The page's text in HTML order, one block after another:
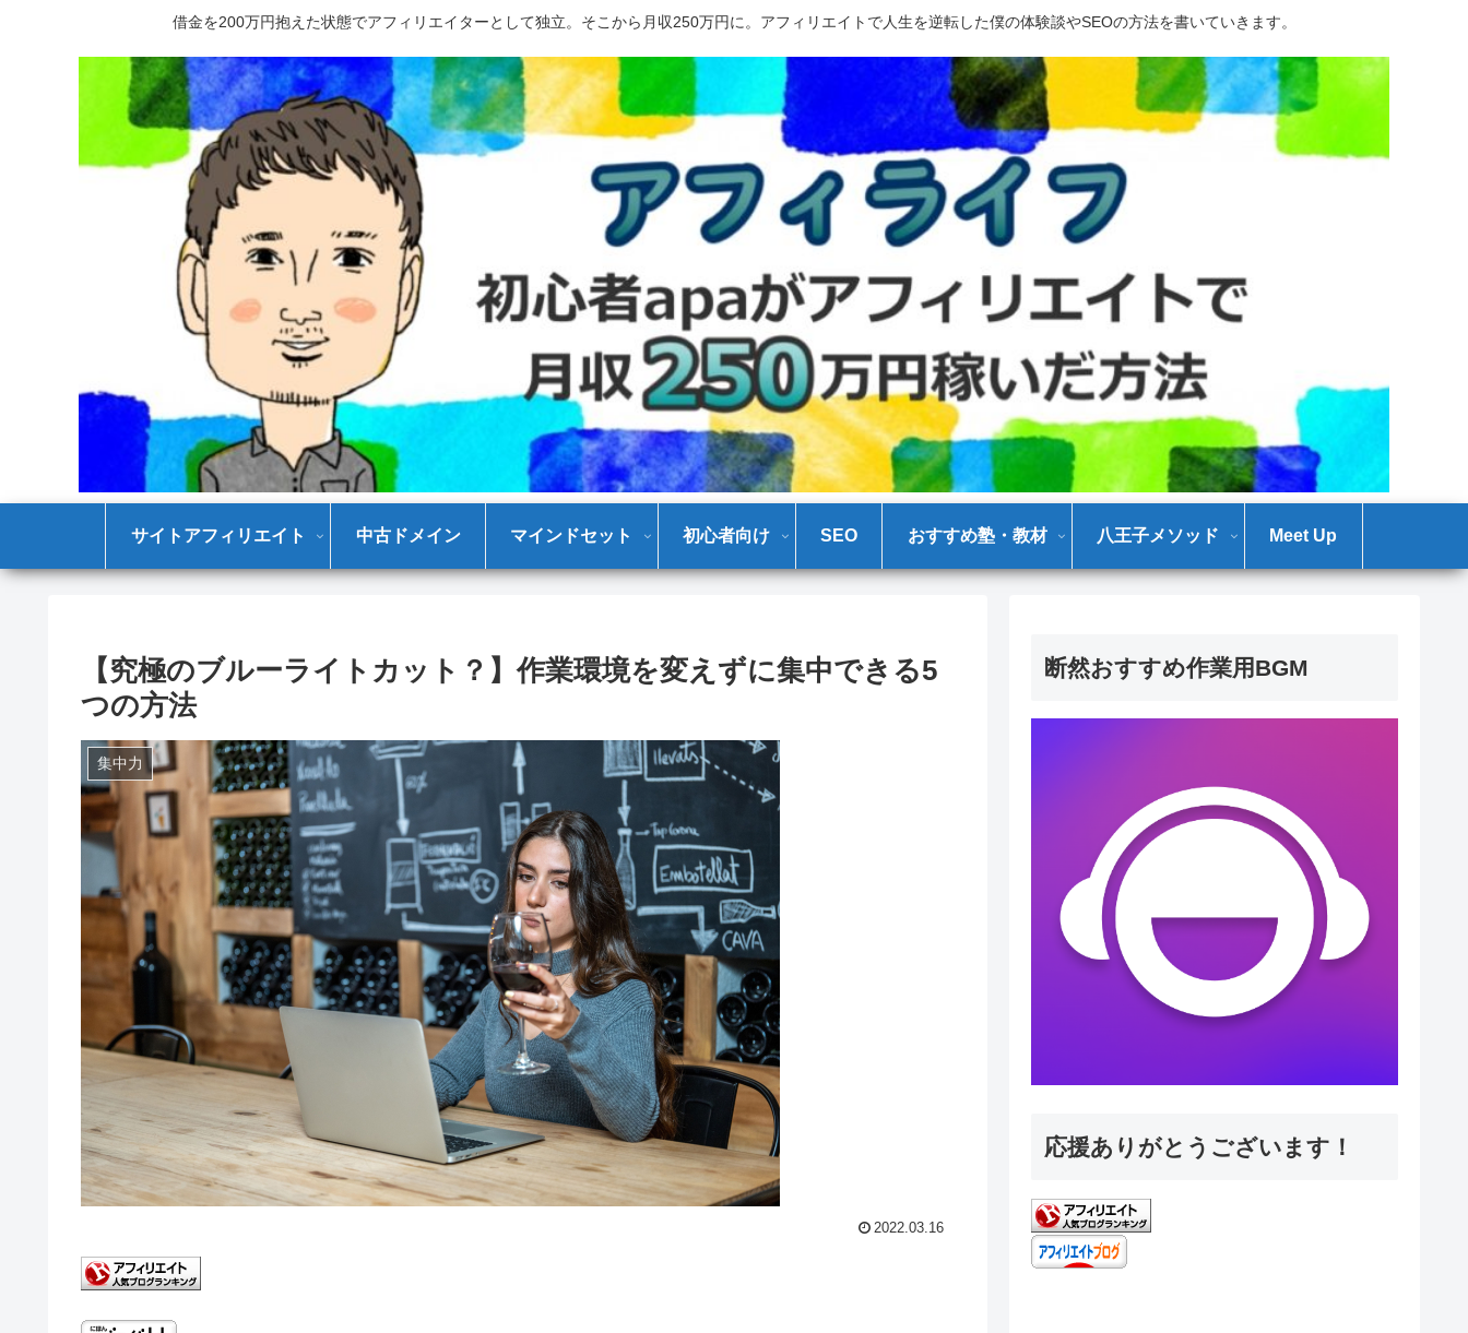
借金を200万円抱えた状態でアフィリエイターとして独立。そこから月収250万円に。アフィリエイトで人生を逆転した僕の体験談やSEOの方法を書いていきます。
サイトアフィリエイト 中古ドメイン マインドセット 初心者向け SEO おすすめ塾・教材 八王子メソッド Meet Up
【究極のブルーライトカット？】作業環境を変えずに集中できる5
つの方法
集中力
2022.03.16
断然おすすめ作業用BGM
応援ありがとうございます！